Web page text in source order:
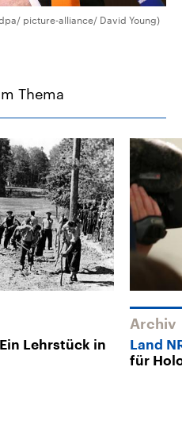
picture-alliance/ David Young)
Thema
Ein Lehrstück in
Archiv
Land
für